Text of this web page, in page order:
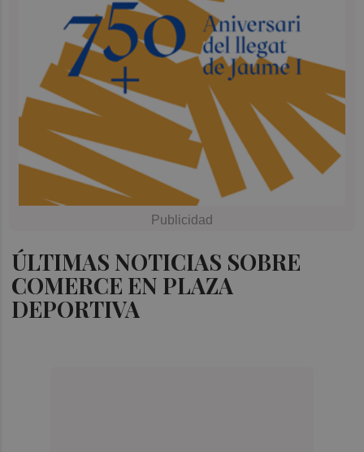
ÚLTIMAS NOTICIAS SOBRE
COMERCE EN PLAZA
DEPORTIVA